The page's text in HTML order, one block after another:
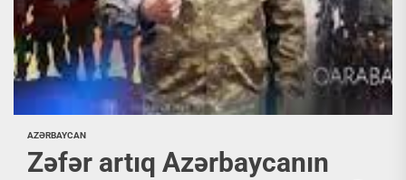
AZƏRBAYCAN
Zəfər artıq Azərbaycanın